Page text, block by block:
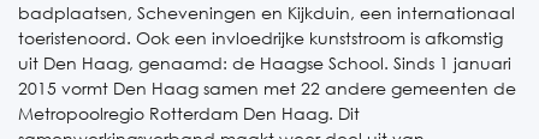
badplaatsen, Scheveningen en Kijkduin, een internationaal
toeristenoord. Ook een invloedrijke kunststroom is afkomstig
uit Den Haag, genaamd: de Haagse School. Sinds 1 januari
2015 vormt Den Haag samen met 22 andere gemeenten de
Metropoolregio Rotterdam Den Haag. Dit